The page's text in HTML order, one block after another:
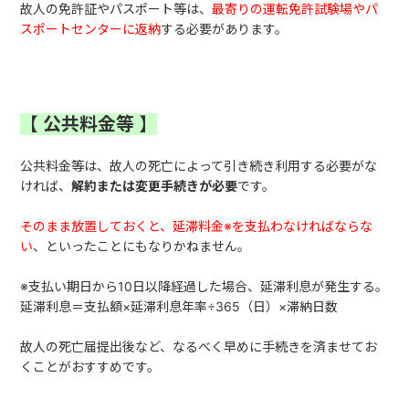
故人の免許証やパスポート等は、最寄りの運転免許試験場やパ
スポートセンターに返納する必要があります。
【 公共料金等 】
公共料金等は、故人の死亡によって引き続き利用する必要がな
ければ、解約または変更手続きが必要です。
そのまま放置しておくと、延滞料金※を支払わなければならな
い、といったことにもなりかねません。
※支払い期日から10日以降経過した場合、延滞利息が発生する。
延滞利息＝支払額×延滞利息年率÷365（日）×滞納日数
故人の死亡届提出後など、なるべく早めに手続きを済ませてお
くことがおすすめです。